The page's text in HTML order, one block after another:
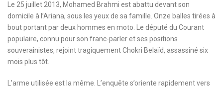
Le 25 juillet 2013, Mohamed Brahmi est abattu devant son
domicile à l’Ariana, sous les yeux de sa famille. Onze balles tirées à
bout portant par deux hommes en moto. Le député du Courant
populaire, connu pour son franc-parler et ses positions
souverainistes, rejoint tragiquement Chokri Belaïd, assassiné six
mois plus tôt.
L’arme utilisée est la même. L’enquête s’oriente rapidement vers